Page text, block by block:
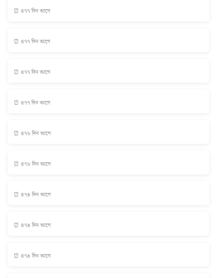
⏰ ৪৭৭ দিন আগে
⏰ ৪৭৭ দিন আগে
⏰ ৪৭৭ দিন আগে
⏰ ৪৭৭ দিন আগে
⏰ ৪৭৮ দিন আগে
⏰ ৪৭৮ দিন আগে
⏰ ৪৭৯ দিন আগে
⏰ ৪৭৯ দিন আগে
⏰ ৪৭৯ দিন আগে